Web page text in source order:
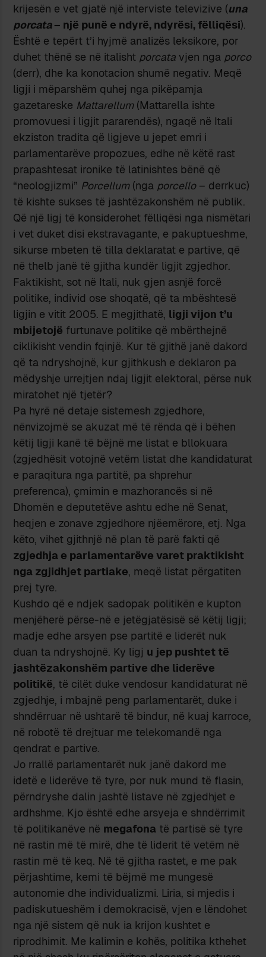
krijesën e vet gjatë një interviste televizive (una
porcata– një punë e ndyrë, ndyrësi, fëlliqësi).
Është e tepërt t’i hyjmë analizës leksikore, por
duhet thënë se në italisht porcata vjen nga porco
(derr), dhe ka konotacion shumë negativ. Meqë
ligji i mëparshëm quhej nga pikëpamja
gazetareske Mattarellum(Mattarella ishte
promovuesi i ligjit pararendës), ngaqë në Itali
ekziston tradita që ligjeve u jepet emri i
parlamentarëve propozues, edhe në këtë rast
prapashtesat ironike të latinishtes bënë që
“neologjizmi” Porcellum(nga porcello– derrkuc)
të kishte sukses të jashtëzakonshëm në publik.
Që një ligj të konsiderohet fëlliqësi nga nismëtari
i vet duket disi ekstravagante, e pakuptueshme,
sikurse mbeten të tilla deklaratat e partive, që
në thelb janë të gjitha kundër ligjit zgjedhor.
Faktikisht, sot në Itali, nuk gjen asnjë forcë
politike, individ ose shoqatë, që ta mbështesë
ligjin e vitit 2005. E megjithatë, ligji vijon t’u
mbijetojë furtunave politike që mbërthejnë
ciklikisht vendin fqinjë. Kur të gjithë janë dakord
që ta ndryshojnë, kur gjithkush e deklaron pa
mëdyshje urrejtjen ndaj ligjit elektoral, përse nuk
miratohet një tjetër?
Pa hyrë në detaje sistemesh zgjedhore,
nënvizojmë se akuzat më të rënda që i bëhen
këtij ligji kanë të bëjnë me listat e bllokuara
(zgjedhësit votojnë vetëm listat dhe kandidaturat
e paraqitura nga partitë, pa shprehur
preferenca), çmimin e mazhorancës si në
Dhomën e deputetëve ashtu edhe në Senat,
heqjen e zonave zgjedhore njëemërore, etj. Nga
këto, vihet gjithnjë në plan të parë fakti që
zgjedhja e parlamentarëve varet praktikisht
nga zgjidhjet partiake, meqë listat përgatiten
prej tyre.
Kushdo që e ndjek sadopak politikën e kupton
menjëherë përse-në e jetëgjatësisë së këtij ligji;
madje edhe arsyen pse partitë e liderët nuk
duan ta ndryshojnë. Ky ligj u jep pushtet të
jashtëzakonshëm partive dhe liderëve
politikë, të cilët duke vendosur kandidaturat në
zgjedhje, i mbajnë peng parlamentarët, duke i
shndërruar në ushtarë të bindur, në kuaj karroce,
në robotë të drejtuar me telekomandë nga
qendrat e partive.
Jo rrallë parlamentarët nuk janë dakord me
idetë e liderëve të tyre, por nuk mund të flasin,
përndryshe dalin jashtë listave në zgjedhjet e
ardhshme. Kjo është edhe arsyeja e shndërrimit
të politikanëve në megafona të partisë së tyre
në rastin më të mirë, dhe të liderit të vetëm në
rastin më të keq. Në të gjitha rastet, e me pak
përjashtime, kemi të bëjmë me mungesë
autonomie dhe individualizmi. Liria, si mjedis i
padiskutueshëm i demokracisë, vjen e lëndohet
nga një sistem që nuk ia krijon kushtet e
riprodhimit. Me kalimin e kohës, politika kthehet